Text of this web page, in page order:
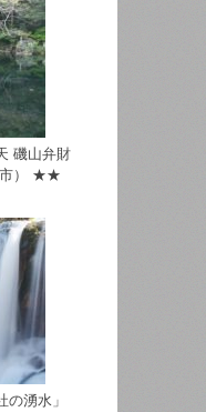
磯山弁財
市） ★★
の湧水」